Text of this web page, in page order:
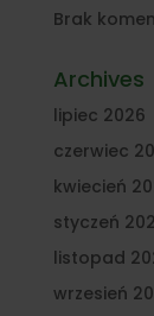
Brak
Archives
lipiec 2026
czerwiec
kwiecień
styczeń
listopad
wrzesień